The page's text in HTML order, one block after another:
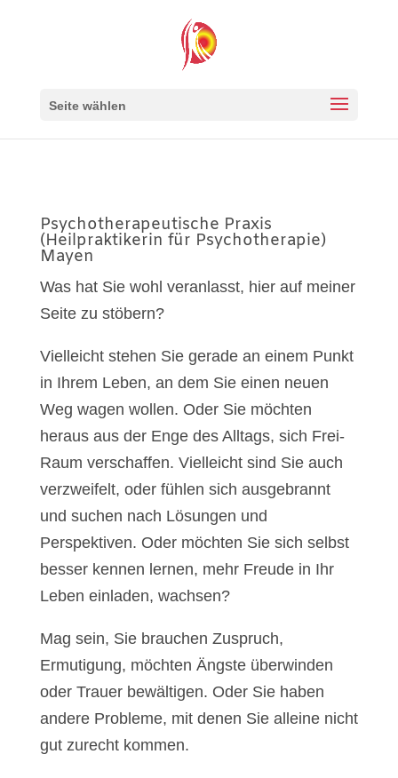
Seite wählen
Psychotherapeutische Praxis
(Heilpraktikerin für Psychotherapie)
Mayen
Was hat Sie wohl veranlasst, hier auf meiner
Seite zu stöbern?
Vielleicht stehen Sie gerade an einem Punkt
in Ihrem Leben, an dem Sie einen neuen
Weg wagen wollen. Oder Sie möchten
heraus aus der Enge des Alltags, sich Frei-
Raum verschaffen. Vielleicht sind Sie auch
verzweifelt, oder fühlen sich ausgebrannt
und suchen nach Lösungen und
Perspektiven. Oder möchten Sie sich selbst
besser kennen lernen, mehr Freude in Ihr
Leben einladen, wachsen?
Mag sein, Sie brauchen Zuspruch,
Ermutigung, möchten Ängste überwinden
oder Trauer bewältigen. Oder Sie haben
andere Probleme, mit denen Sie alleine nicht
gut zurecht kommen.